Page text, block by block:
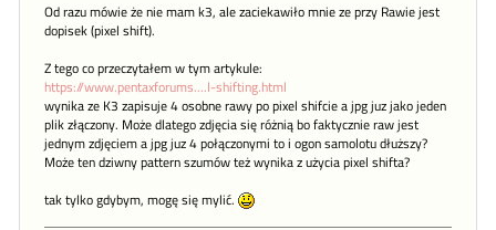
Od razu mówie że nie mam k3, ale zaciekawiło mnie ze przy Rawie jest
dopisek (pixel shift).
Z tego co przeczytałem w tym artykule:
https://www.pentaxforums....l-shifting.html
wynika ze K3 zapisuje 4 osobne rawy po pixel shifcie a jpg juz jako jeden
plik złączony. Może dlatego zdjęcia się różnią bo faktycznie raw jest
jednym zdjęciem a jpg juz 4 połączonymi to i ogon samolotu dłuższy?
Może ten dziwny pattern szumów też wynika z użycia pixel shifta?
tak tylko gdybym, mogę się mylić.